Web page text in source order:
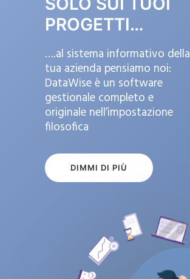
PROGETTI…
….al sistema informativo della
tua azienda pensiamo noi:
DataWise è un software
gestionale completo e
originale nell’impostazione
filosofica
DIMMI DI PIÙ